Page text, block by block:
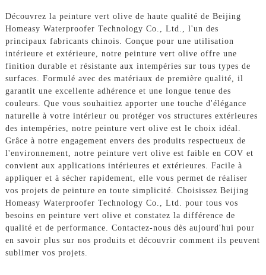
Découvrez la peinture vert olive de haute qualité de Beijing
Homeasy Waterproofer Technology Co., Ltd., l'un des
principaux fabricants chinois. Conçue pour une utilisation
intérieure et extérieure, notre peinture vert olive offre une
finition durable et résistante aux intempéries sur tous types de
surfaces. Formulé avec des matériaux de première qualité, il
garantit une excellente adhérence et une longue tenue des
couleurs. Que vous souhaitiez apporter une touche d'élégance
naturelle à votre intérieur ou protéger vos structures extérieures
des intempéries, notre peinture vert olive est le choix idéal.
Grâce à notre engagement envers des produits respectueux de
l'environnement, notre peinture vert olive est faible en COV et
convient aux applications intérieures et extérieures. Facile à
appliquer et à sécher rapidement, elle vous permet de réaliser
vos projets de peinture en toute simplicité. Choisissez Beijing
Homeasy Waterproofer Technology Co., Ltd. pour tous vos
besoins en peinture vert olive et constatez la différence de
qualité et de performance. Contactez-nous dès aujourd'hui pour
en savoir plus sur nos produits et découvrir comment ils peuvent
sublimer vos projets.